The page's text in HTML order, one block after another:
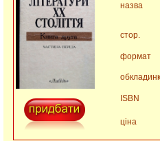
назва
стор.
формат
ISBN
ціна